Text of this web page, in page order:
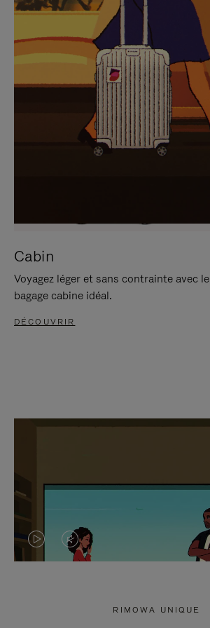
SUR
POUR
METTRE
PAUSE
VEUILLEZ
CLIQUER
POUR
RÉACTIVER
LE
SON
Cabin
Voyagez léger et sans contrainte avec le
bagage cabine idéal.
DÉCOUVRIR
LA LE
RIMOWA UNIQUE